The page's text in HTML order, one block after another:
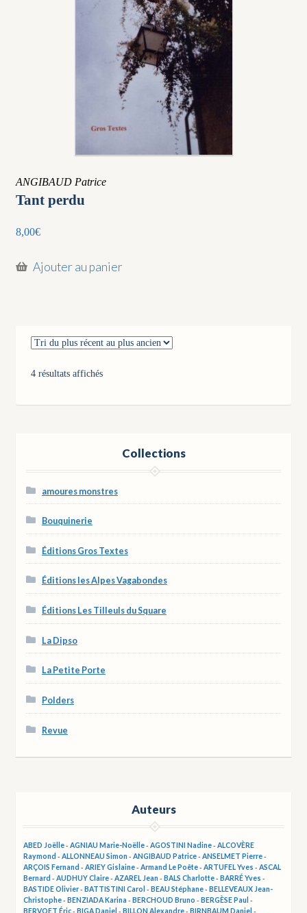
ANGIBAUD Patrice
Tant perdu
8,00€
Ajouter au panier
4 résultats affichésTrié
plus
Collections
amoures monstres
Bouquinerie
Éditions Gros Textes
Éditions les Alpes Vagabondes
Éditions Les Tilleuls du Square
La Dipso
La Petite Porte
Polders
Revue
Auteurs
ABED Joëlle-AGNIAU Marie-Noëlle-AGOSTINI Nadine-ALCOVÈRE
Raymond -ALLONNEAU Simon -ANGIBAUD Patrice-ANSELMET Pierre-
ARÇOIS Fernand -ARIEY Gislaine-Armand Le Poête-ARTUFEL Yves -ASCAL
Bernard -AUDHUY Claire-AZAREL Jean -BALS Charlotte-BARRÉ Yves -
BASTIDE Olivier-BATTISTINI Carol -BEAU Stéphane-BELLEVEAUX Jean-
Christophe-BENZIADA Karina -BERCHOUD Bruno -BERGÈSE Paul -
BERVOET Éric-BIGA Daniel -BILLON Alexandre-BIRNBAUM Daniel -